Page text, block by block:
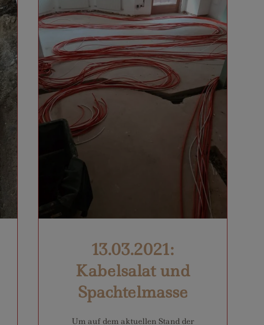
13.03.2021:
Kabelsalat und
Spachtelmasse
Um auf dem aktuellen Stand der